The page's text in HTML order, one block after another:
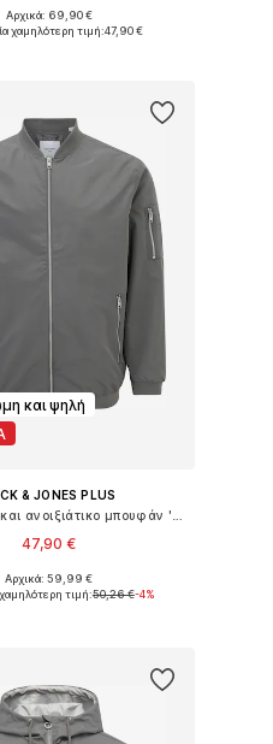
σε πολλά μεγέθη
Αρχικά: 69,90 €
χαμηλότερη τιμή:47,90 €
και ψηλή
& JONES PLUS
47,90 €
Αρχικά: 59,99 €
τιμή:50,26 €-4%